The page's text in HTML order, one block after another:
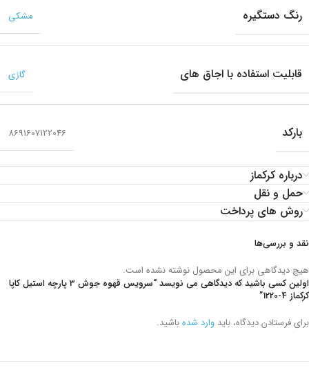
رنگ دستگیره مشکی
قابلیت استفاده با اجاق های گازی
بارکد 8691607122046
درباره کرکماز
حمل و نقل
روش های پرداخت
نقد و بررسی‌ها
هیچ دیدگاهی برای این محصول نوشته نشده است.
اولین کسی باشید که دیدگاهی می نویسد “سرویس قهوه جوش 3 پارچه استیل کاپا
کرکماز 1220-4
”
برای فرستادن دیدگاه، باید وارد شدهباشید.